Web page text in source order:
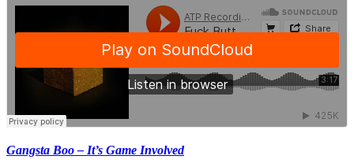
Gangsta Boo – It’s Game Involved